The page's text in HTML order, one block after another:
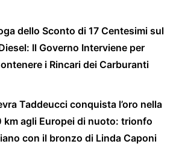
dello Sconto di 17 Centesimi sul
Il Governo Interviene per
i Rincari dei Carburanti
Taddeucci conquista l’oro nella
km agli Europei di nuoto: trionfo
con il bronzo di Linda Caponi